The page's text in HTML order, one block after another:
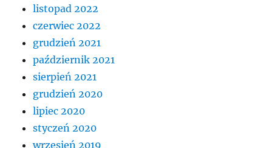
listopad 2022
czerwiec 2022
grudzień 2021
październik 2021
sierpień 2021
grudzień 2020
lipiec 2020
styczeń 2020
wrzesień 2019